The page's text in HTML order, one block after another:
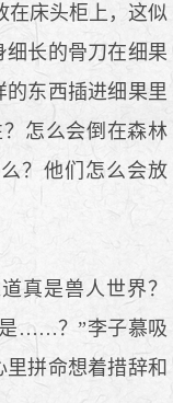
在床头柜上，这似
细长的骨刀在细果
的东西插进细果里
怎么会倒在森林
？他们怎么会放
真是兽人世界？
……？”李子慕吸
拼命想着措辞和